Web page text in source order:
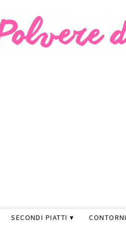
SECONDI PIATTI CONTORNI